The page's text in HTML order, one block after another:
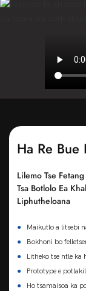
Ha Re
Lilemo Tse
Tsa Botlolo Ea
Liphutheloana
●
Maikutlo a litsebi
●
Bokhoni bo
●
Litheko tse ntle ka
●
Prototype e
●
Ho tsamaisoa ka